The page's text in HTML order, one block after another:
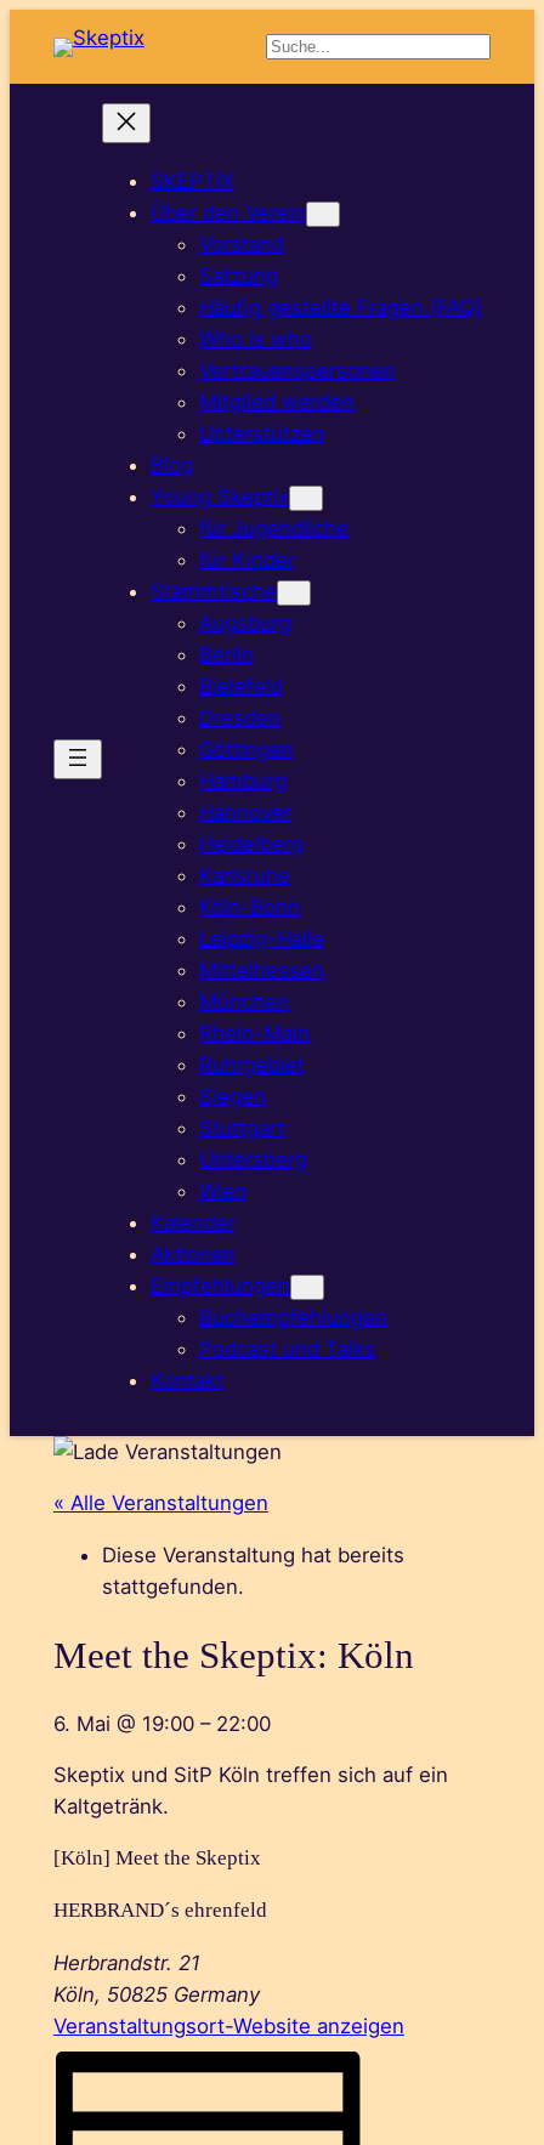
Suchen
SKEPTIX
Über den Verein
Vorstand
Satzung
Häufig gestellte Fragen (FAQ)
Who is who
Vertrauenspersonen
Mitglied werden
Unterstützen
Blog
Young Skeptix
für Jugendliche
für Kinder
Stammtische
Augsburg
Berlin
Bielefeld
Dresden
Göttingen
Hamburg
Hannover
Heidelberg
Karlsruhe
Köln-Bonn
Leipzig-Halle
Mittelhessen
München
Rhein-Main
Ruhrgebiet
Siegen
Stuttgart
Untersberg
Wien
Kalender
Aktionen
Empfehlungen
Buchempfehlungen
Podcast und Talks
Kontakt
« Alle Veranstaltungen
Diese Veranstaltung hat bereits
stattgefunden.
Meet the Skeptix: Köln
6. Mai @ 19:00 – 22:00
Skeptix und SitP Köln treffen sich auf ein
Kaltgetränk.
[Köln] Meet the Skeptix
HERBRAND´s ehrenfeld
Herbrandstr. 21
Köln, 50825 Germany
Veranstaltungsort-Website anzeigen